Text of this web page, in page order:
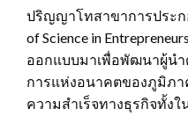
ปริญญาโทสาขาการประก
of Science in
ออกแบบมาเพื่อพัฒนาผู้น
การแห่งอนาคตของภูมิภา
ความสำเร็จทางธุรกิจทั้ง